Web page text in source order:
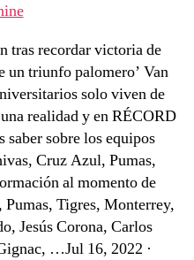
tras recordar victoria de
un triunfo palomero’ Van
solo viven de
realidad y en RÉCORD
saber sobre los equipos
Cruz Azul, Pumas,
al momento de
Tigres, Monterrey,
Jesús Corona, Carlos
…Jul 16, 2022 ·